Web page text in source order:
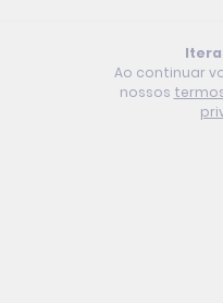
Ao continuar
nossos